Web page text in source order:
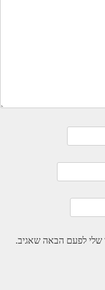
שלי לפעם הבאה שאגיב.